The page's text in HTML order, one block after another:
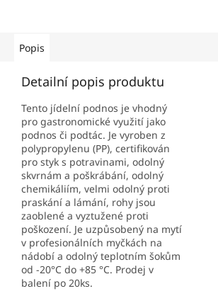
Popis
Detailní popis produktu
Tento jídelní podnos je vhodný
pro gastronomické využití jako
podnos či podtác. Je vyroben z
polypropylenu (PP), certifikován
pro styk s potravinami, odolný
skvrnám a poškrábání, odolný
chemikáliím, velmi odolný proti
praskání a lámání, rohy jsou
zaoblené a vyztužené proti
poškození. Je uzpůsobený na mytí
v profesionálních myčkách na
nádobí a odolný teplotním šokům
od -20°C do +85 °C. Prodej v
balení po 20ks.